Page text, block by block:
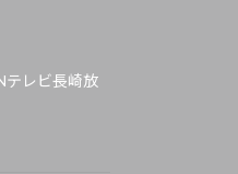
テレビ長崎放